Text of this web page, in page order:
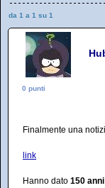
da 1 a 1 su 1
0 punti
Finalmente una
link
Hanno dato 150 anni